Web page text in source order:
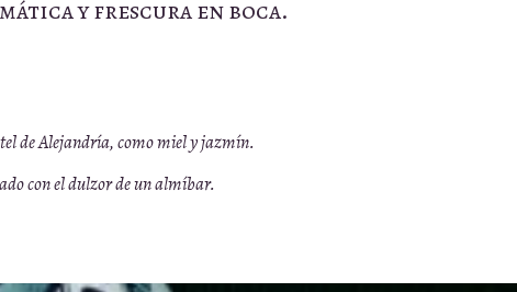
y frescura en boca.
de Alejandría, como miel y jazmín.
con el dulzor de un almíbar.